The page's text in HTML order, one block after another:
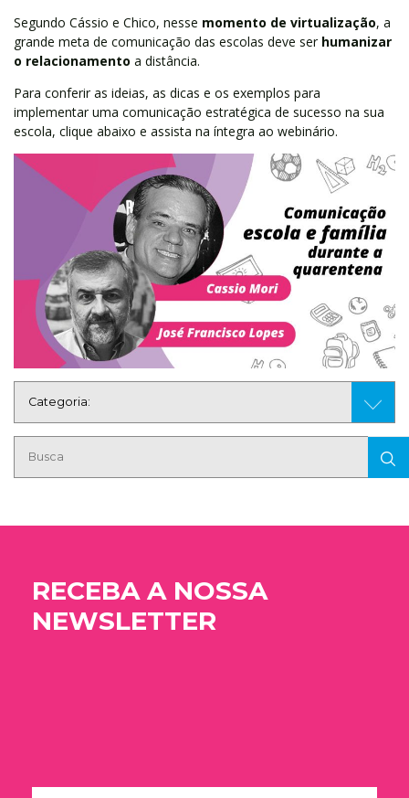
Segundo Cássio e Chico, nesse momento de virtualização, a
grande meta de comunicação das escolas deve ser humanizar
o relacionamento a distância.
Para conferir as ideias, as dicas e os exemplos para
implementar uma comunicação estratégica de sucesso na sua
escola, clique abaixo e assista na íntegra ao webinário.
RECEBA A NOSSA
NEWSLETTER